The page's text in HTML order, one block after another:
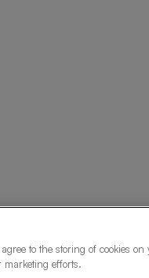
to the storing of cookies
marketing efforts.